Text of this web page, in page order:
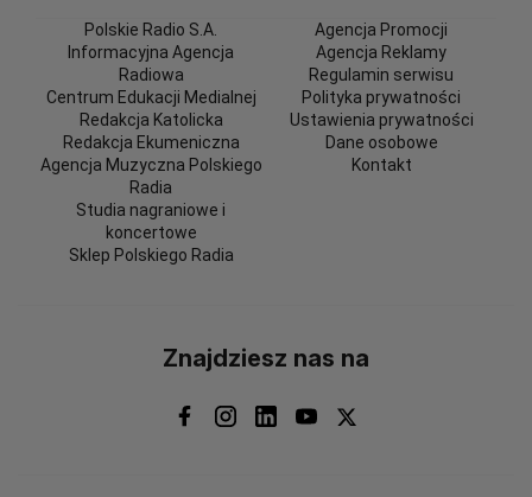
Polskie Radio S.A.
Informacyjna Agencja
Radiowa
Centrum Edukacji Medialnej
Redakcja Katolicka
Redakcja Ekumeniczna
Agencja Muzyczna Polskiego
Radia
Studia nagraniowe i
koncertowe
Sklep Polskiego Radia
Agencja Promocji
Agencja Reklamy
Regulamin serwisu
Polityka prywatności
Ustawienia prywatności
Dane osobowe
Kontakt
Znajdziesz nas na